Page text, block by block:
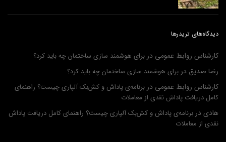
دیدگاه‌های تریدرها
کارشناس روابط عمومی در برای هوشمند سازی ساختمان چه باید کرد؟
رضا صدیق در برای هوشمند سازی ساختمان چه باید کرد؟
کارشناس روابط عمومی در برنامه‌ی پاداش و کش‌بک آلپاری چیست؟ راهنمای
کامل دریافت پاداش نقدی از معاملات
هادی در برنامه‌ی پاداش و کش‌بک آلپاری چیست؟ راهنمای کامل دریافت پاداش
نقدی از معاملات